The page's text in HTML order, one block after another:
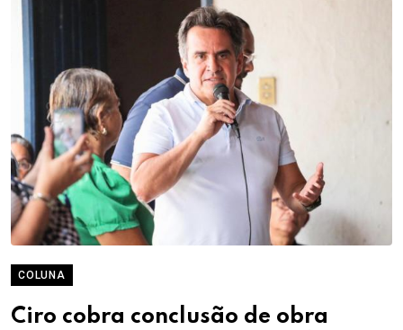
COLUNA
Ciro cobra conclusão de obra